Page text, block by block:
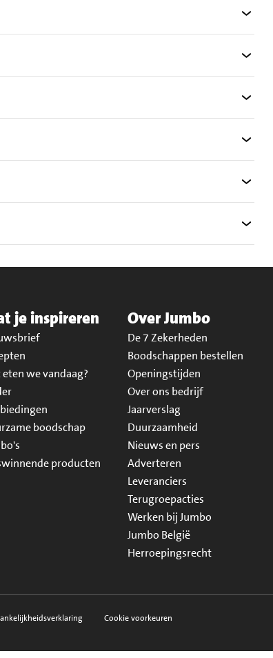
je inspireren
we vandaag?
boodschap
producten
Over Jumbo
De 7 Zekerheden
Boodschappen bestellen
Openingstijden
Over ons bedrijf
Jaarverslag
Duurzaamheid
Nieuws en pers
Adverteren
Leveranciers
Terugroepacties
Werken bij Jumbo
Jumbo België
Herroepingsrecht
Cookie voorkeuren